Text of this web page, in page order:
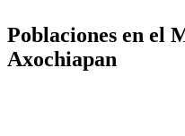
Poblaciones en el
Axochiapan